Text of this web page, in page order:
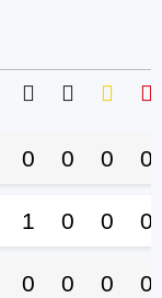
0 0 0 0
1 0 0 0
0 0 0 0